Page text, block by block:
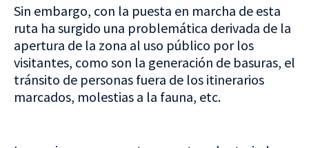
Sin embargo, con la puesta en marcha de esta
ruta ha surgido una problemática derivada de la
apertura de la zona al uso público por los
visitantes, como son la generación de basuras, el
tránsito de personas fuera de los itinerarios
marcados, molestias a la fauna, etc.